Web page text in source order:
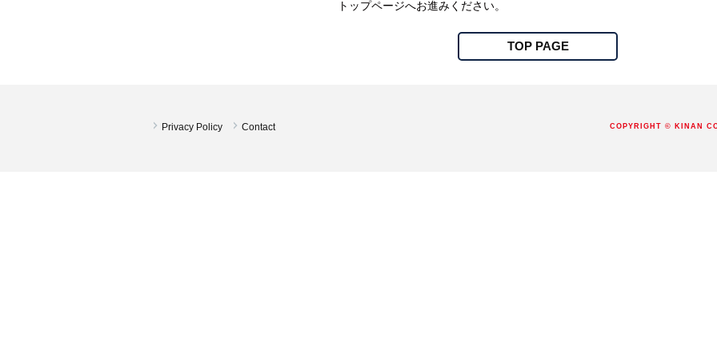
トップページへお進みください。
TOP PAGE
Privacy Policy Contact COPYRIGHT © KINAN